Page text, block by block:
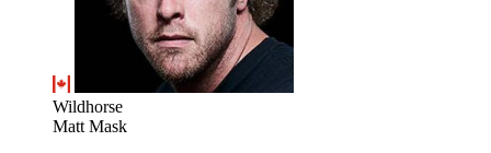
Wildhorse
Matt Mask